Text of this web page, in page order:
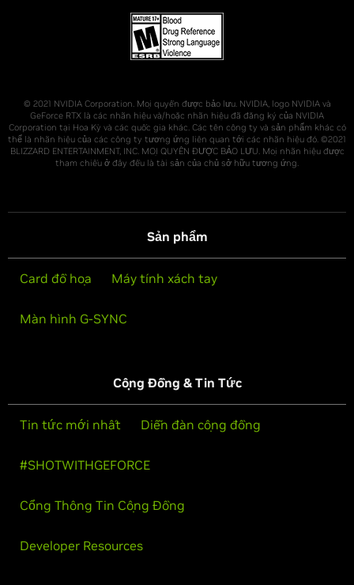
© 2021 NVIDIA Corporation. Mọi quyền được bảo lưu. NVIDIA, logo NVIDIA và
GeForce RTX là các nhãn hiệu và/hoặc nhãn hiệu đã đăng ký của NVIDIA
Corporation tại Hoa Kỳ và các quốc gia khác. Các tên công ty và sản phẩm khác có
thể là nhãn hiệu của các công ty tương ứng liên quan tới các nhãn hiệu đó. ©2021
BLIZZARD ENTERTAINMENT, INC. MỌI QUYỀN ĐƯỢC BẢO LƯU. Mọi nhãn hiệu được
tham chiếu ở đây đều là tài sản của chủ sở hữu tương ứng.
Sản phẩm
Card đồ họa Máy tính xách tay
Màn hình G-SYNC
Cộng Đồng & Tin Tức
Tin tức mới nhất Diễn đàn cộng đồng
#SHOTWITHGEFORCE
Cổng Thông Tin Cộng Đồng
Developer Resources